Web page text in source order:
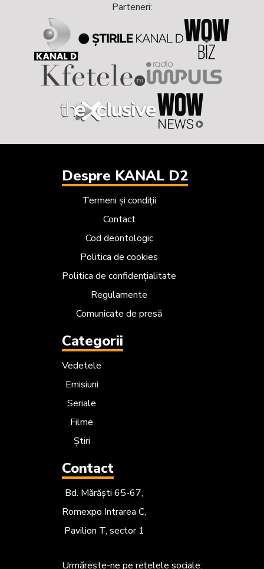
Parteneri:
Despre KANAL D2
Termeni și condiții
Contact
Cod deontologic
Politica de cookies
Politica de confidențialitate
Regulamente
Comunicate de presă
Categorii
Vedetele
Emisiuni
Seriale
Filme
Știri
Contact
Bd. Mărăști 65-67,
Romexpo Intrarea C,
Pavilion T, sector 1
Urmărește-ne pe rețelele sociale: